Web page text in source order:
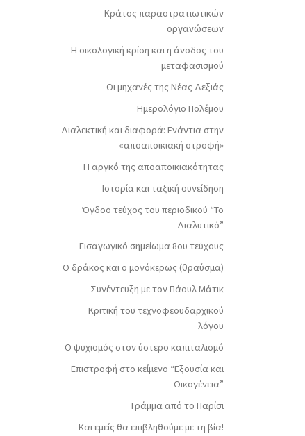
Κράτος παραστρατιωτικών
οργανώσεων
Η οικολογική κρίση και η άνοδος του
μεταφασισμού
Οι μηχανές της Νέας Δεξιάς
Ημερολόγιο Πολέμου
Διαλεκτική και διαφορά: Ενάντια στην
«αποαποικιακή στροφή»
Η αργκό της αποαποικιακότητας
Ιστορία και ταξική συνείδηση
Όγδοο τεύχος του περιοδικού “Το
Διαλυτικό”
Εισαγωγικό σημείωμα 8ου τεύχους
Ο δράκος και ο μονόκερως (θραύσμα)
Συνέντευξη με τον Πάουλ Μάτικ
Κριτική του τεχνοφεουδαρχικού
λόγου
Ο ψυχισμός στον ύστερο καπιταλισμό
Επιστροφή στο κείμενο “Εξουσία και
Οικογένεια”
Γράμμα από το Παρίσι
Και εμείς θα επιβληθούμε με τη βία!